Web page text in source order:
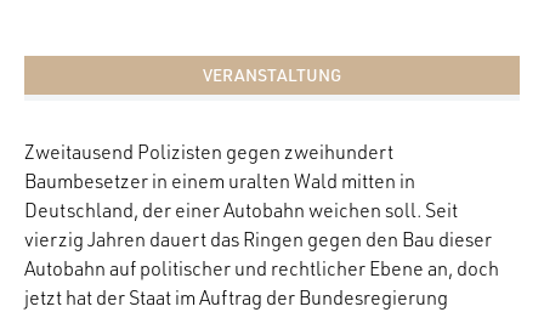
VERANSTALTUNG
Zweitausend Polizisten gegen zweihundert
Baumbesetzer in einem uralten Wald mitten in
Deutschland, der einer Autobahn weichen soll. Seit
vierzig Jahren dauert das Ringen gegen den Bau dieser
Autobahn auf politischer und rechtlicher Ebene an, doch
jetzt hat der Staat im Auftrag der Bundesregierung